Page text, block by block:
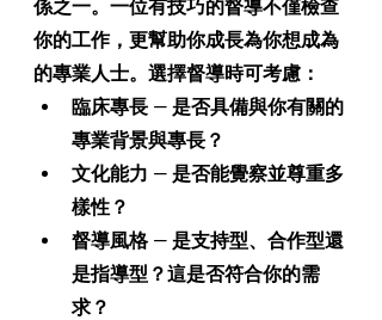
係之一。一位有技巧的督導不僅檢查
你的工作，更幫助你成長為你想成為
的專業人士。選擇督導時可考慮：
臨床專長 — 是否具備與你有關的
專業背景與專長？
文化能力 — 是否能覺察並尊重多
樣性？
督導風格 — 是支持型、合作型還
是指導型？這是否符合你的需
求？